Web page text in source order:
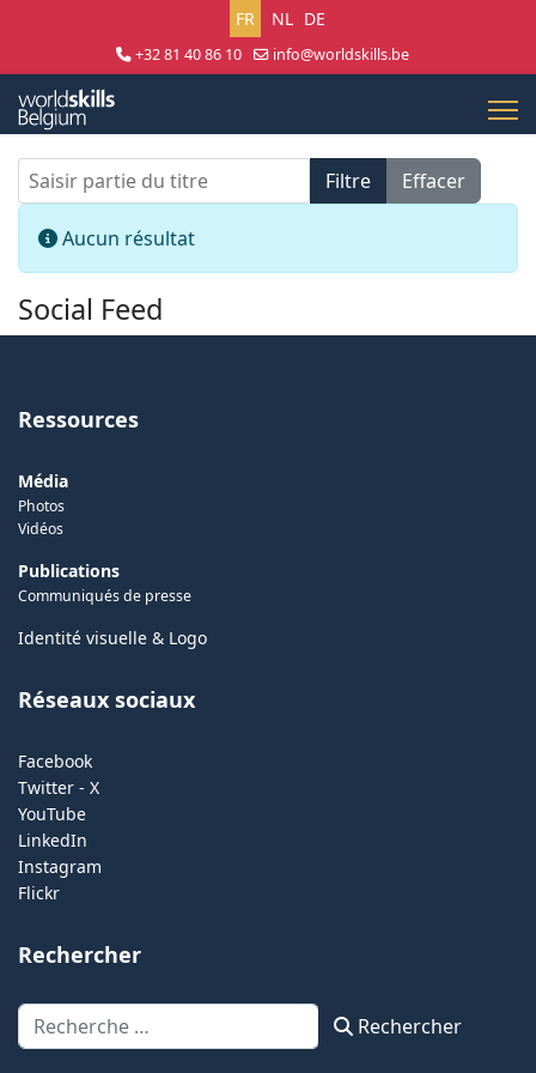
Sélectionnez votre langue
FR NL DE
+32 81 40 86 10
info@worldskills.be
Saisir partie du titre Filtre
Effacer
Info
Aucun résultat
Social Feed
Ressources
Média
Photos
Vidéos
Publications
Communiqués de presse
Identité visuelle & Logo
Réseaux sociaux
Facebook
Twitter - X
YouTube
LinkedIn
Instagram
Flickr
Rechercher
Rechercher Rechercher